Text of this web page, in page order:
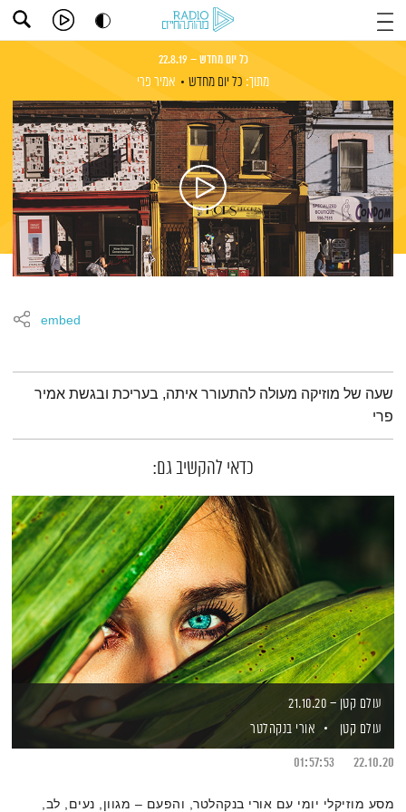
כל יום מחדש – 22.8.19
מתוך: כל יום מחדש אמיר פרי
embed
תמצית הפודקאסט
שעה של מוזיקה מעולה להתעורר איתה, בעריכת ובגשת אמיר
פרי
כדאי להקשיב גם:
עולם קטן – 21.10.20
עולם קטן
אורי בנקהלטר
22.10.20
01:57:53
מסע מוזיקלי יומי עם אורי בנקהלטר, והפעם – מגוון, נעים, לב,